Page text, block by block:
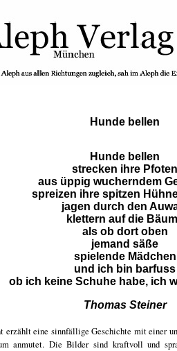
Hunde bellen
Hunde bellen
strecken ihre Pfoten
aus üppig wucherndem
spreizen ihre spitzen
jagen durch den
klettern auf die
als ob dort oben
jemand säße
spielende Mädchen
und ich bin barfuss
ob ich keine Schuhe habe, ich
Thomas Steiner
erzählt eine sinnfällige Geschichte mit einer
anmutet. Die Bilder sind kraftvoll und